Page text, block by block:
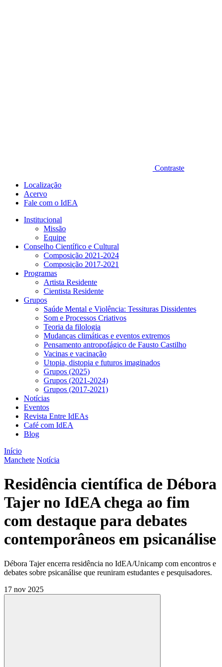
Contraste
Localização
Acervo
Fale com o IdEA
Institucional
Missão
Equipe
Conselho Científico e Cultural
Composição 2021-2024
Composição 2017-2021
Programas
Artista Residente
Cientista Residente
Grupos
Saúde Mental e Violência: Tessituras Dissidentes
Som e Processos Criativos
Teoria da filologia
Mudanças climáticas e eventos extremos
Pensamento antropofágico de Fausto Castilho
Vacinas e vacinação
Utopia, distopia e futuros imaginados
Grupos (2025)
Grupos (2021-2024)
Grupos (2017-2021)
Notícias
Eventos
Revista Entre IdEAs
Café com IdEA
Blog
Início
Manchete Notícia
Residência científica de Débora
Tajer no IdEA chega ao fim
com destaque para debates
contemporâneos em psicanálise
Débora Tajer encerra residência no IdEA/Unicamp com encontros e
debates sobre psicanálise que reuniram estudantes e pesquisadores.
17 nov 2025